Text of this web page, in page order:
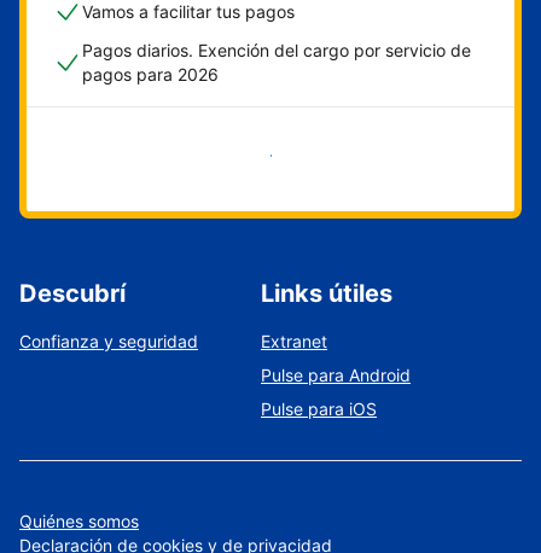
Vamos a facilitar tus pagos
Pagos diarios. Exención del cargo por servicio de
pagos para 2026
Empezar ahora
Descubrí
Confianza y seguridad
Links útiles
Extranet
Pulse para Android
Pulse para iOS
Quiénes somos
Declaración de cookies y de privacidad